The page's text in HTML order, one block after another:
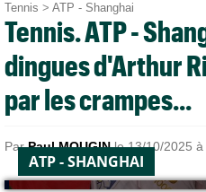
Tennis > ATP - Shanghai
Tennis. ATP -
dingues d'Arthur
par les crampes...
ParPaul MOUGINle 13/10/2025 à
ATP - SHANGHAI